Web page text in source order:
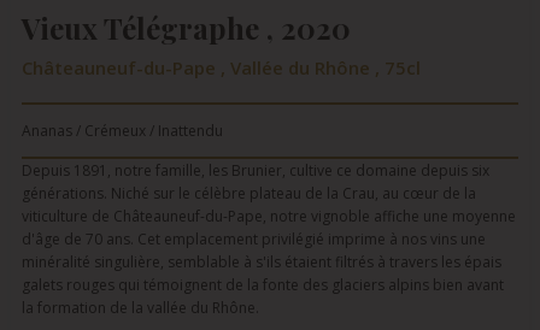
Vieux Télégraphe , 2020
Châteauneuf-du-Pape , Vallée du Rhône , 75cl
Ananas / Crémeux / Inattendu
Depuis 1891, notre famille, les Brunier, cultive ce domaine depuis six
générations. Niché sur le célèbre plateau de la Crau, au cœur de la
viticulture de Châteauneuf-du-Pape, notre vignoble affiche une moyenne
d'âge de 70 ans. Cet emplacement privilégié imprime à nos vins une
minéralité singulière, semblable à s'ils étaient filtrés à travers les épais
galets rouges qui témoignent de la fonte des glaciers alpins bien avant
la formation de la vallée du Rhône.